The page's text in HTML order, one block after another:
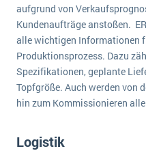
aufgrund von
Kundenaufträge anstoßen.
alle wichtigen Informationen
Produktionsprozess. Dazu
Spezifikationen, geplante
Topfgröße. Auch werden von
hin zum Kommissionieren
Logistik